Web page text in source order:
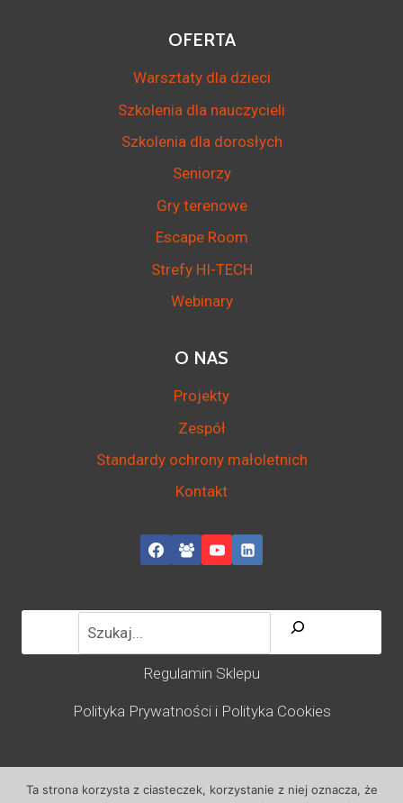
OFERTA
Warsztaty dla dzieci
Szkolenia dla nauczycieli
Szkolenia dla dorosłych
Seniorzy
Gry terenowe
Escape Room
Strefy HI-TECH
Webinary
O NAS
Projekty
Zespół
Standardy ochrony małoletnich
Kontakt
Regulamin Sklepu
Polityka Prywatności i Polityka Cookies
Ta strona korzysta z ciasteczek, korzystanie z niej oznacza, że